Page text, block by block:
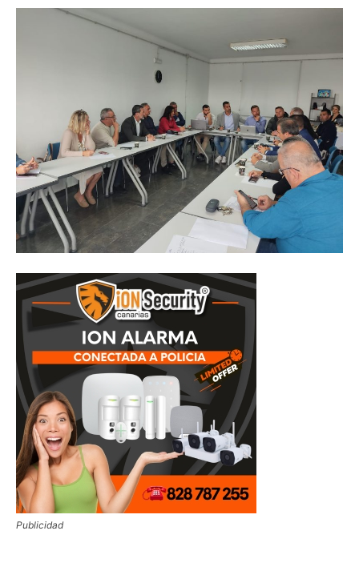
Publicidad